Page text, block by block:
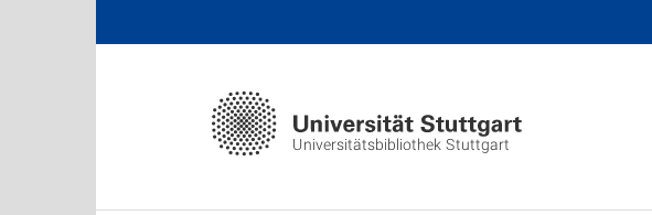
Universitätsbibliothek Stuttgart